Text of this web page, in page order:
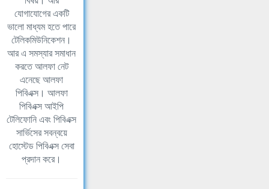
যোগাযোগের একটি
ভালো মাধ্যম হতে পারে
টেলিকমিউনিকেশন।
আর এ সমস্যার সমাধান
করতে আলফা নেট
এনেছে আলফা
পিবিএক্স। আলফা
পিবিএক্স আইপি
টেলিফোনি এবং পিবিএক্স
সার্ভিসের সবন্বয়ে
হোস্টেড পিবিএক্স সেবা
প্রদান করে।